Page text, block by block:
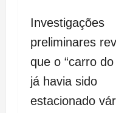
Investigações
preliminares
que o “carro do
já havia sido
estacionado